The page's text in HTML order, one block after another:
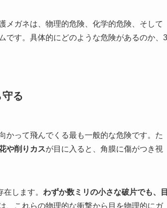
メガネは、物理的危険、化学的危険、そして
です。具体的にどのような危険があるのか、3
る
かって飛んでくる最も一般的な危険です。た
や削りカスが目に入ると、角膜に傷がつき視
します。 わずか数ミリの小さな破片でも、
、これらの物理的な衝撃から目を物理的にガ